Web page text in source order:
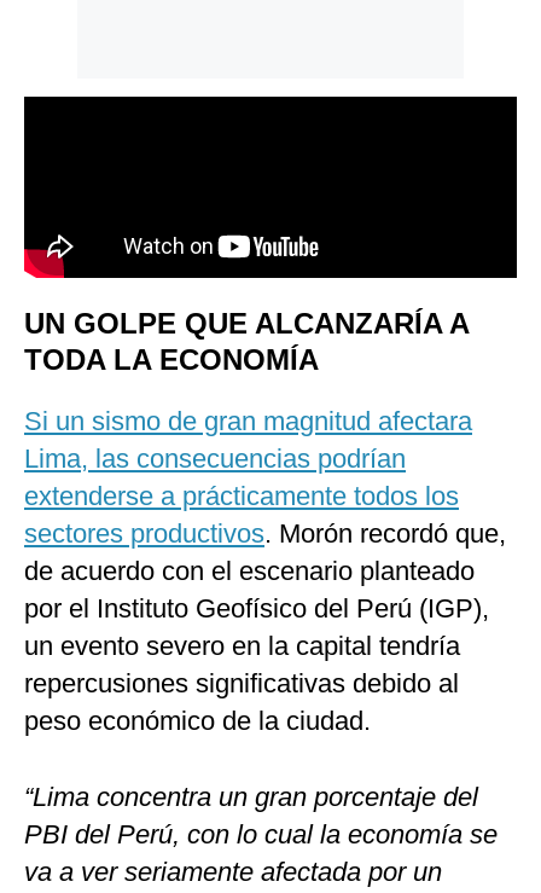
UN GOLPE QUE ALCANZARÍA A
TODA LA ECONOMÍA
Si un sismo de gran magnitud afectara
Lima, las consecuencias podrían
extenderse a prácticamente todos los
sectores productivos. Morón recordó que,
de acuerdo con el escenario planteado
por el Instituto Geofísico del Perú (IGP),
un evento severo en la capital tendría
repercusiones significativas debido al
peso económico de la ciudad.
“Lima concentra un gran porcentaje del
PBI del Perú, con lo cual la economía se
va a ver seriamente afectada por un